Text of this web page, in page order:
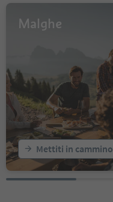
Malghe
Mettiti in cammino